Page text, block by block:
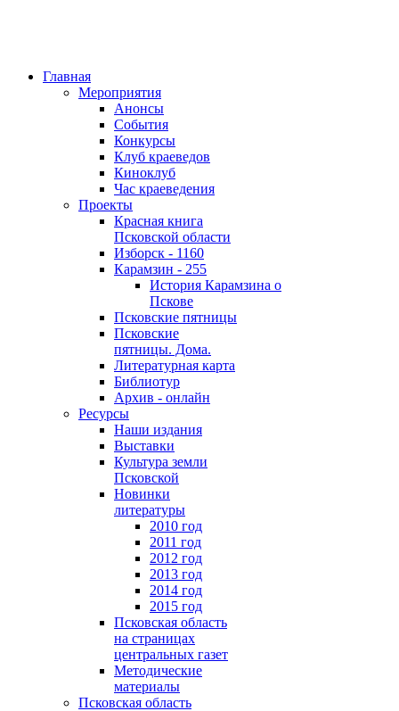
Главная
Мероприятия
Анонсы
События
Конкурсы
Клуб краеведов
Киноклуб
Час краеведения
Проекты
Красная книга
Псковской области
Изборск - 1160
Карамзин - 255
История Карамзина о
Пскове
Псковские пятницы
Псковские
пятницы. Дома.
Литературная карта
Библиотур
Архив - онлайн
Ресурсы
Наши издания
Выставки
Культура земли
Псковской
Новинки
литературы
2010 год
2011 год
2012 год
2013 год
2014 год
2015 год
Псковская область
на страницах
центральных газет
Методические
материалы
Псковская область